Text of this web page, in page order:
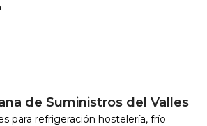
de Suministros del Valles
para refrigeración hostelería, frío